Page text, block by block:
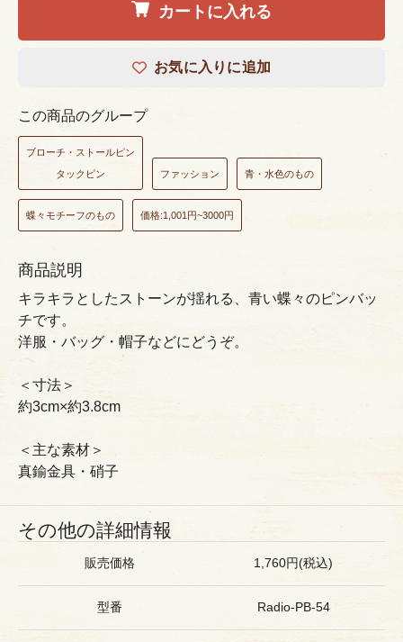
カートに入れる
お気に入りに追加
この商品のグループ
ブローチ・ストールピン
タックピン
ファッション 青・水色のもの
蝶々モチーフのもの 価格:1,001円~3000円
商品説明
キラキラとしたストーンが揺れる、青い蝶々のピンバッ
チです。
洋服・バッグ・帽子などにどうぞ。
＜寸法＞
約3cm×約3.8cm
＜主な素材＞
真鍮金具・硝子
その他の詳細情報
販売価格 1,760円(税込)
型番 Radio-PB-54